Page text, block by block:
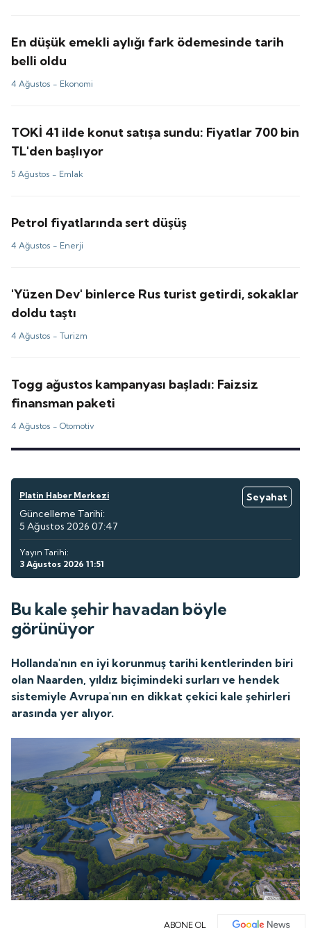
En düşük emekli aylığı fark ödemesinde tarih
belli oldu
4 Ağustos - Ekonomi
TOKİ 41 ilde konut satışa sundu: Fiyatlar 700 bin
TL'den başlıyor
5 Ağustos - Emlak
Petrol fiyatlarında sert düşüş
4 Ağustos - Enerji
'Yüzen Dev' binlerce Rus turist getirdi, sokaklar
doldu taştı
4 Ağustos -Turizm
Togg ağustos kampanyası başladı: Faizsiz
finansman paketi
4 Ağustos -Otomotiv
Platin Haber Merkezi
Seyahat
Güncelleme Tarihi:
5 Ağustos 2026 07:47
Yayın Tarihi:
3 Ağustos 2026 11:51
Bu kale şehir havadan böyle
görünüyor
Hollanda'nın en iyi korunmuş tarihi kentlerinden biri
olan Naarden, yıldız biçimindeki surları ve hendek
sistemiyle Avrupa'nın en dikkat çekici kale şehirleri
arasında yer alıyor.
ABONE OL